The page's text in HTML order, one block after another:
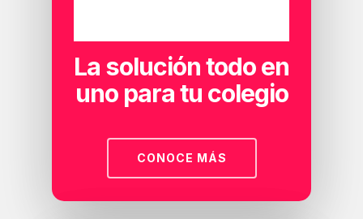
La solución todo en
uno para tu colegio
CONOCE MÁS